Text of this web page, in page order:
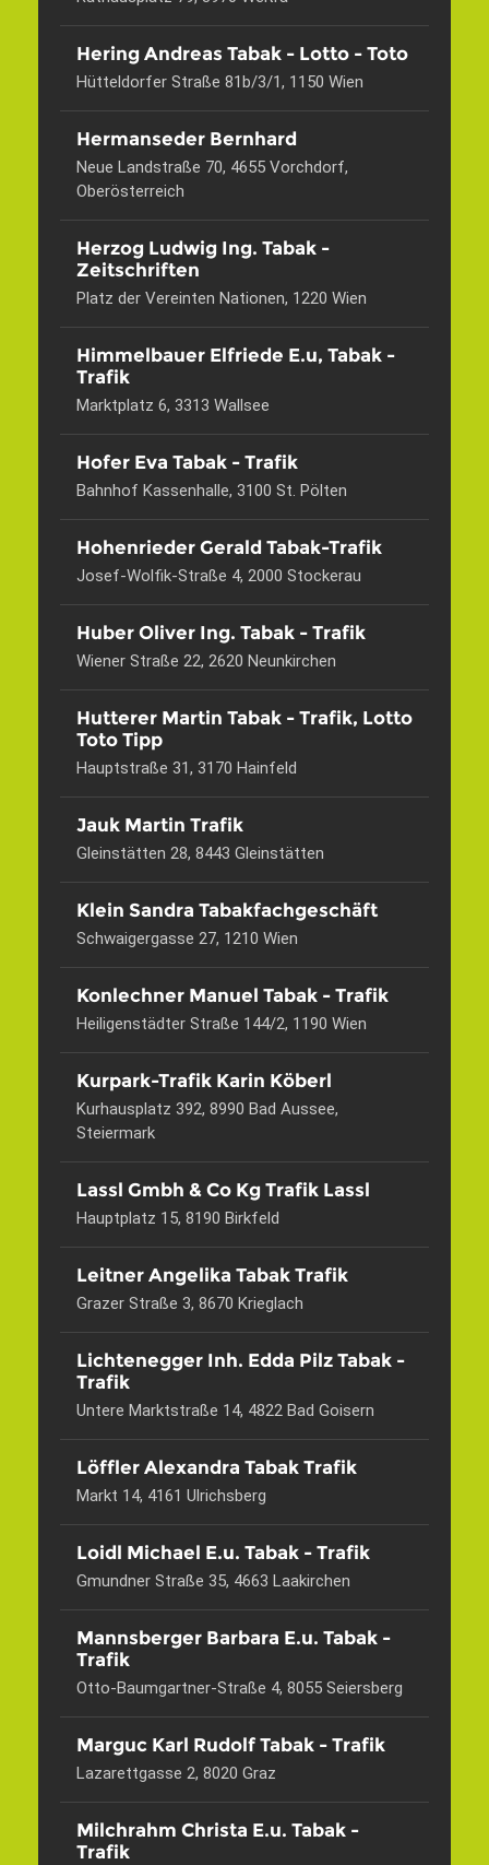
Hering Andreas Tabak - Lotto - Toto
Hütteldorfer Straße 81b/3/1, 1150 Wien
Hermanseder Bernhard
Neue Landstraße 70, 4655 Vorchdorf,
Oberösterreich
Herzog Ludwig Ing. Tabak -
Zeitschriften
Platz der Vereinten Nationen, 1220 Wien
Himmelbauer Elfriede E.u, Tabak -
Trafik
Marktplatz 6, 3313 Wallsee
Hofer Eva Tabak - Trafik
Bahnhof Kassenhalle, 3100 St. Pölten
Hohenrieder Gerald Tabak-Trafik
Josef-Wolfik-Straße 4, 2000 Stockerau
Huber Oliver Ing. Tabak - Trafik
Wiener Straße 22, 2620 Neunkirchen
Hutterer Martin Tabak - Trafik, Lotto
Toto Tipp
Hauptstraße 31, 3170 Hainfeld
Jauk Martin Trafik
Gleinstätten 28, 8443 Gleinstätten
Klein Sandra Tabakfachgeschäft
Schwaigergasse 27, 1210 Wien
Konlechner Manuel Tabak - Trafik
Heiligenstädter Straße 144/2, 1190 Wien
Kurpark-Trafik Karin Köberl
Kurhausplatz 392, 8990 Bad Aussee,
Steiermark
Lassl Gmbh & Co Kg Trafik Lassl
Hauptplatz 15, 8190 Birkfeld
Leitner Angelika Tabak Trafik
Grazer Straße 3, 8670 Krieglach
Lichtenegger Inh. Edda Pilz Tabak -
Trafik
Untere Marktstraße 14, 4822 Bad Goisern
Löffler Alexandra Tabak Trafik
Markt 14, 4161 Ulrichsberg
Loidl Michael E.u. Tabak - Trafik
Gmundner Straße 35, 4663 Laakirchen
Mannsberger Barbara E.u. Tabak -
Trafik
Otto-Baumgartner-Straße 4, 8055 Seiersberg
Marguc Karl Rudolf Tabak - Trafik
Lazarettgasse 2, 8020 Graz
Milchrahm Christa E.u. Tabak -
Trafik